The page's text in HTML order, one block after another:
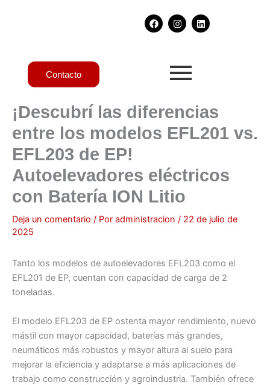
F
a
c
I
n
s
g
r
a
L
i
n
Contacto
¡Descubrí las diferencias
entre los modelos EFL201 vs.
EFL203 de EP!
Autoelevadores eléctricos
con Batería ION Litio
Deja un comentario / Por administracion / 22 de julio de
2025
Tanto los modelos de autoelevadores EFL203 como el
EFL201 de EP, cuentan con capacidad de carga de 2
toneladas.
El modelo EFL203 de EP ostenta mayor rendimiento, nuevo
mástil con mayor capacidad, baterías más grandes,
neumáticos más robustos y mayor altura al suelo para
mejorar la eficiencia y adaptarse a más aplicaciones de
trabajo como construcción y agroindustria. También ofrece